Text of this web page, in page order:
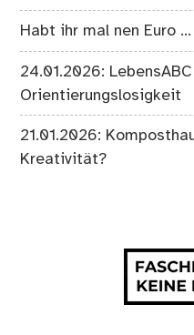
Habt ihr mal nen Euro
24.01.2026:
Orientierungslosigkeit
21.01.2026:
Kreativität?